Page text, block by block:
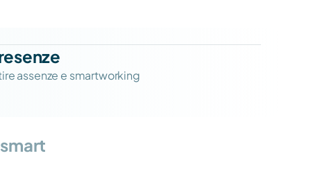
assenze e smartworking